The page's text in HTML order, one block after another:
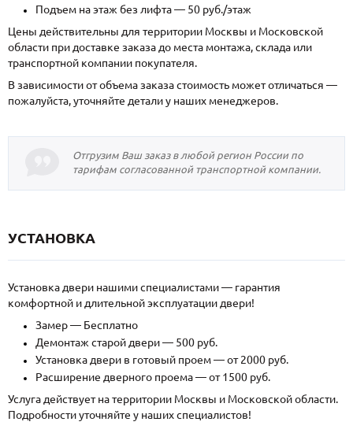
Подъем на этаж без лифта — 50 руб./этаж
Цены действительны для территории Москвы и Московской
области при доставке заказа до места монтажа, склада или
транспортной компании покупателя.
В зависимости от объема заказа стоимость может отличаться —
пожалуйста, уточняйте детали у наших менеджеров.
Отгрузим Ваш заказ в любой регион России по
тарифам согласованной транспортной компании.
УСТАНОВКА
Установка двери нашими специалистами — гарантия
комфортной и длительной эксплуатации двери!
Замер — Бесплатно
Демонтаж старой двери — 500 руб.
Установка двери в готовый проем — от 2000 руб.
Расширение дверного проема — от 1500 руб.
Услуга действует на территории Москвы и Московской области.
Подробности уточняйте у наших специалистов!